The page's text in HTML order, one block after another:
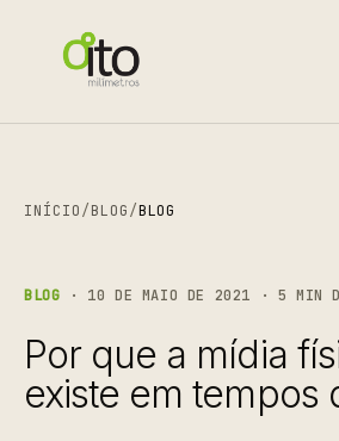
INÍCIO/BLOG/BLOG
BLOG · 10 DE MAIO DE 2021 · 5 MIN
Por que a mídia
existe em tempos